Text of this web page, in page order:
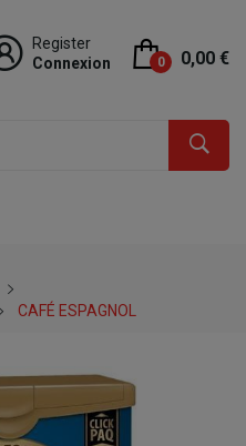
Register
Connexion
0 0,00 €
CAFÉ ESPAGNOL